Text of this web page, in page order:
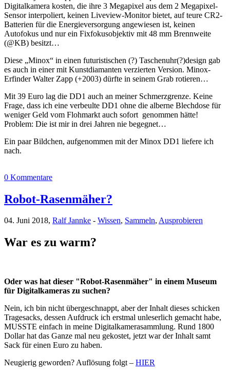
Digitalkamera kosten, die ihre 3 Megapixel aus dem 2 Megapixel-
Sensor interpoliert, keinen Liveview-Monitor bietet, auf teure CR2-
Batterien für die Energieversorgung angewiesen ist, keinen
Autofokus und nur ein Fixfokusobjektiv mit 48 mm Brennweite
(@KB) besitzt…
Diese „Minox“ in einen futuristischen (?) Taschenuhr(?)design gab
es auch in einer mit Kunstdiamanten verzierten Version. Minox-
Erfinder Walter Zapp (+2003) dürfte in seinem Grab rotieren…
Mit 39 Euro lag die DD1 auch an meiner Schmerzgrenze. Keine
Frage, dass ich eine verbeulte DD1 ohne die alberne Blechdose für
weniger Geld vom Flohmarkt auch sofort genommen hätte!
Problem: Die ist mir in drei Jahren nie begegnet…
Ein paar Bildchen, aufgenommen mit der Minox DD1 liefere ich
nach.
0 Kommentare
Robot-Rasenmäher?
04. Juni 2018, Ralf Jannke - Wissen, Sammeln, Ausprobieren
War es zu warm?
Oder was hat dieser "Robot-Rasenmäher" in einem Museum
für Digitalkameras zu suchen?
Nein, ich bin nicht übergeschnappt, aber der Inhalt dieses schicken
Tragesacks, dessen Aufdruck ich erstmal unleserlich gemacht habe,
MUSSTE einfach in meine Digitalkamerasammlung. Rund 1800
Dollar hat das Ganze mal neu gekostet, jetzt war der Inhalt samt
Sack für einen Euro zu haben.
Neugierig geworden? Auflösung folgt – HIER